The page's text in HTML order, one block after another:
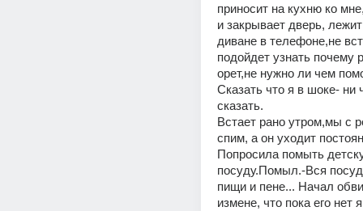
приносит на кухню ко
и закрывает дверь,
диване в телефоне,не
подойдет узнать почему
орет,не нужно ли чем
Сказать что я в шоке- ни
сказать.
Встает рано утром,мы с
спим, а он уходит
Попросила помыть
посуду.Помыл.-Вся
пищи и пене... Начал
измене, что пока его нет